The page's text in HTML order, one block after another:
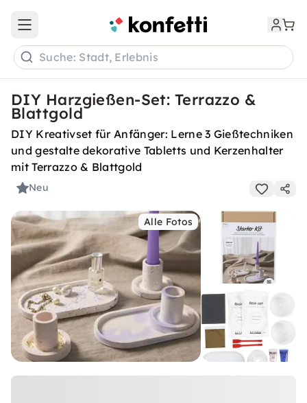
Open main menu
Suche: Stadt, Erlebnis
DIY Harzgießen-Set: Terrazzo &
Blattgold
DIY Kreativset für Anfänger: Lerne 3 Gießtechniken
und gestalte dekorative Tabletts und Kerzenhalter
mit Terrazzo & Blattgold
Neu
Alle Fotos